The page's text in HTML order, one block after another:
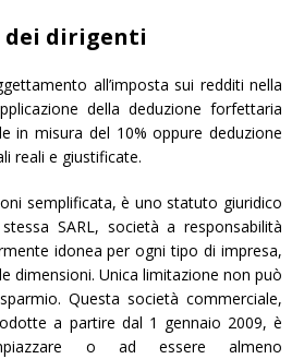
dei dirigenti
all’imposta sui redditi nella
della deduzione forfettaria
in misura del 10% oppure deduzione
reali e giustificate.
semplificata, è uno statuto giuridico
SARL, società a responsabilità
idonea per ogni tipo di impresa,
dimensioni. Unica limitazione non può
Questa società commerciale,
a partire dal 1 gennaio 2009, è
o ad essere almeno